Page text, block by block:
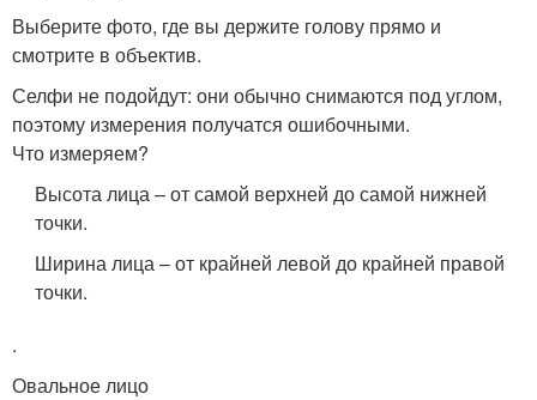
Выберите фото, где вы держите голову прямо и
смотрите в объектив.
Селфи не подойдут: они обычно снимаются под углом,
поэтому измерения получатся ошибочными.
Что измеряем?
Высота лица – от самой верхней до самой нижней
точки.
Ширина лица – от крайней левой до крайней правой
точки.
.
Овальное лицо